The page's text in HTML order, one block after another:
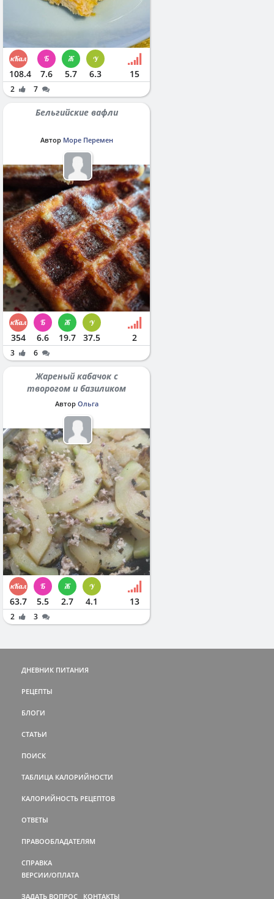
108.4 7.6 5.7 6.3 15
2 7
Бельгийские вафли
Автор Море Перемен
354 6.6 19.7 37.5 2
3 6
Жареный кабачок с
творогом и базиликом
Автор Ольга
63.7 5.5 2.7 4.1 13
2 3
ДНЕВНИК ПИТАНИЯ
РЕЦЕПТЫ
БЛОГИ
СТАТЬИ
ПОИСК
ТАБЛИЦА КАЛОРИЙНОСТИ
КАЛОРИЙНОСТЬ РЕЦЕПТОВ
ОТВЕТЫ
ПРАВООБЛАДАТЕЛЯМ
СПРАВКА
ВЕРСИИ/ОПЛАТА
ЗАДАТЬ ВОПРОС КОНТАКТЫ